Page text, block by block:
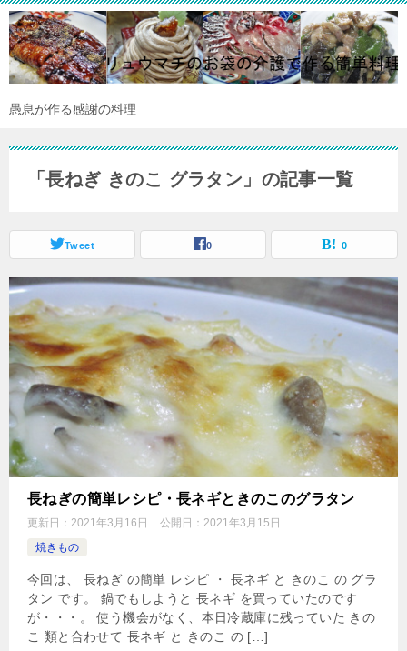
愚息が作る感謝の料理
「長ねぎ きのこ グラタン」の記事一覧
Tweet 0 0
長ねぎの簡単レシピ・長ネギときのこのグラタン
更新日： 2021年3月16日 公開日： 2021年3月15日
焼きもの
今回は、 長ねぎ の簡単 レシピ ・ 長ネギ と きのこ の グラ
タン です。 鍋でもしようと 長ネギ を買っていたのです
が・・・。 使う機会がなく、本日冷蔵庫に残っていた きの
こ 類と合わせて 長ネギ と きのこ の […]